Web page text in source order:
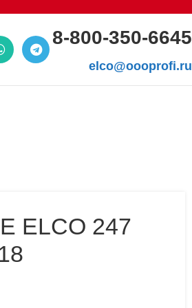
8-800-350-6645
elco@oooprofi.ru
247